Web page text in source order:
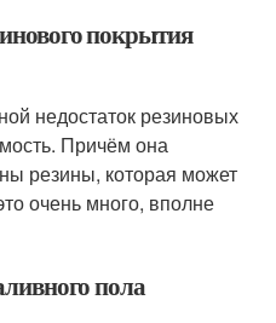
покрытия
недостаток резиновых
Причём она
резины, которая может
очень много, вполне
пола